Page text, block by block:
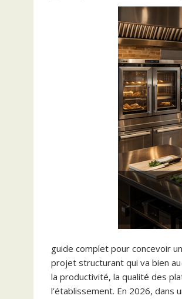
guide complet pour concevoir
projet structurant qui va bien
la productivité, la qualité des
l’établissement. En 2026,